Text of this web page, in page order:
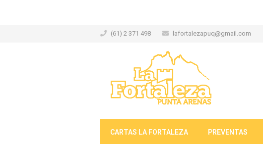
(61) 2 371 498 lafortalezapuq@gmail.com
CARTAS LA FORTALEZA PREVENTAS